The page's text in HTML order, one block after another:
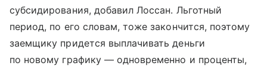
субсидирования, добавил Лоссан. Льготный
период, по его словам, тоже закончится, поэтому
заемщику придется выплачивать деньги
по новому графику — одновременно и проценты,